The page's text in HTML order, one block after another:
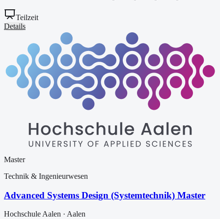
Teilzeit
Details
Master
Technik & Ingenieurwesen
Advanced Systems Design (Systemtechnik) Master
Hochschule Aalen · Aalen